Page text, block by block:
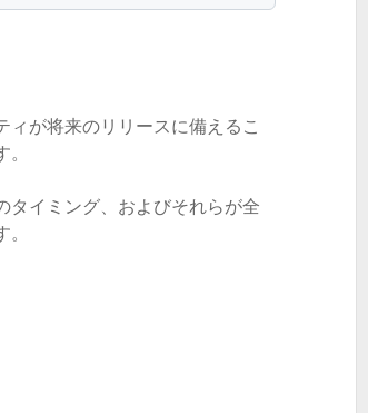
が将来のリリースに備えるこ
タイミング、およびそれらが全